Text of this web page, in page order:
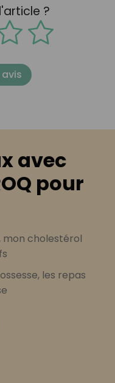
?
avec
pour
cholestérol
les repas